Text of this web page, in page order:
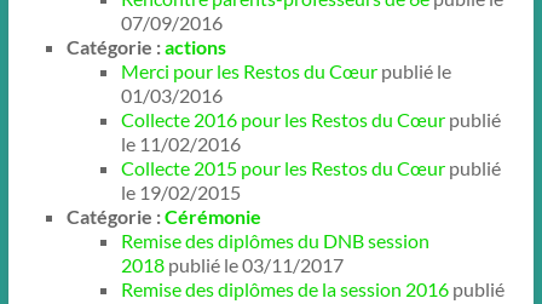
07/09/2016
Catégorie :actions
Merci pour les Restos du Cœurpublié le
01/03/2016
Collecte 2016 pour les Restos du Cœurpublié
le 11/02/2016
Collecte 2015 pour les Restos du Cœurpublié
le 19/02/2015
Catégorie :Cérémonie
Remise des diplômes du DNB session
2018publié le 03/11/2017
Remise des diplômes de la session 2016publié